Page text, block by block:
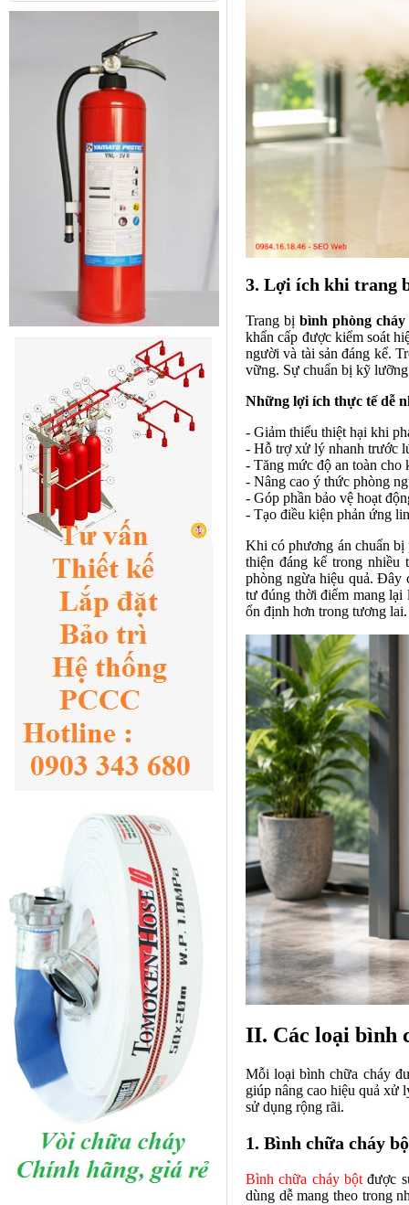
3. Lợi ích khi trang
Trang bị bình phòng
khẩn cấp được kiểm soát
người và tài sản đáng kể.
vững. Sự chuẩn bị kỹ lưỡng
Những lợi ích thực tế dễ
- Giảm thiểu thiệt hại khi
- Hỗ trợ xử lý nhanh trước
- Tăng mức độ an toàn cho
- Nâng cao ý thức phòng
- Góp phần bảo vệ hoạt
- Tạo điều kiện phản ứng
Khi có phương án chuẩn
thiện đáng kể trong nhiều
phòng ngừa hiệu quả. Đây
tư đúng thời điểm mang
ổn định hơn trong tương lai.
II. Các loại bình
Mỗi loại bình chữa cháy
giúp nâng cao hiệu quả xử
sử dụng rộng rãi.
1. Bình chữa cháy
Bình chữa cháy bột được
dùng dễ mang theo trong